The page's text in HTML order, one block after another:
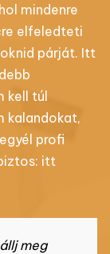
mindenre
elfeledteti
párját. Itt
kell túl
kalandokat,
profi
itt
meg